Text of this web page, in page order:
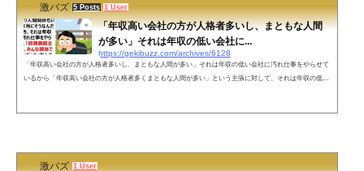
激バズ 5 Posts 1 User
「年収高い会社の方が人格者多いし、まともな人間
が多い」それは年収の低い会社に...
https://gekibuzz.com/archives/6128
「年収高い会社の方が人格者多いし、まともな人間が多い」それは年収の低い会社に汚れ仕事をやらせて
いるから「年収高い会社の方が人格者多くまともな人間が多い」という主張に対して、それは年収の低い
激バズ 1 User